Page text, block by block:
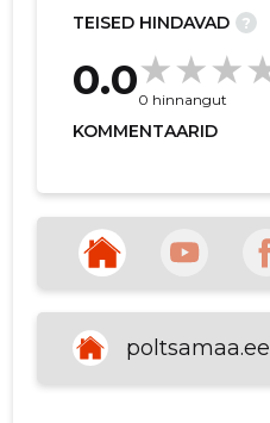
TEISED HINDAVAD ?
0.00 hinnangut
KOMMENTAARID
poltsamaa.ee